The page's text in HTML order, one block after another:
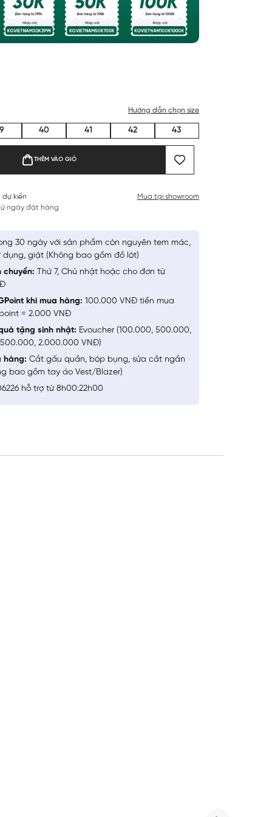
Hướng dẫn chọn size
40 41 42 43
THÊM VÀO GIỎ
dự kiến
ngày đặt hàng
Mua tại showroom
30 ngày với sản phẩm còn nguyên tem mác,
dụng, giặt (Không bao gồm đồ lót)
chuyển: Thứ 7, Chủ nhật hoặc cho đơn từ
khi mua hàng: 100.000 VNĐ tiền mua
= 2.000 VNĐ
tặng sinh nhật: Evoucher (100.000, 500.000,
2.000.000 VNĐ)
hàng: Cắt gấu quần, bóp bụng, sửa cắt ngắn
bao gồm tay áo Vest/Blazer)
hỗ trợ từ 8h00:22h00